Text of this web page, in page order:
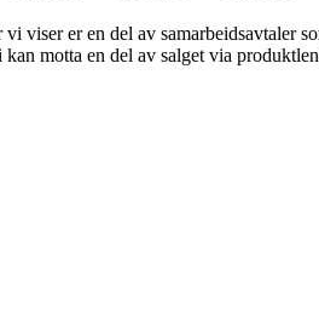
viser er en del av samarbeidsavtaler
motta en del av salget via